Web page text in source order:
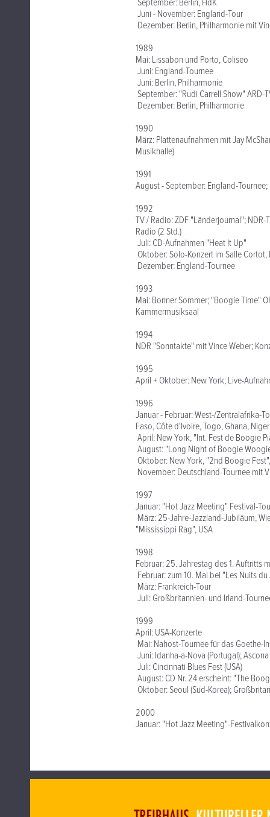
September: Berlin, HdK
Juni - November: England-Tour
Dezember: Berlin, Philharmonie mit
1989
Mai: Lissabon und Porto, Coliseo
Juni: England-Tournee
Juni: Berlin, Philharmonie
September: "Rudi Carrell Show" ARD-
Dezember: Berlin, Philharmonie
1990
März: Plattenaufnahmen mit Jay
Musikhalle)
1991
August - September: England-
1992
TV / Radio: ZDF "Länderjournal";
Radio (2 Std.)
Juli: CD-Aufnahmen "Heat It Up"
Oktober: Solo-Konzert im Salle
Dezember: England-Tournee
1993
Mai: Bonner Sommer; "Boogie Time"
Kammermusiksaal
1994
NDR "Sonntakte" mit Vince Weber;
1995
April + Oktober: New York; Live-
1996
Januar - Februar: West-/Zentralafrika-
Faso, Côte d'Ivoire, Togo, Ghana,
April: New York, "Int. Fest de Boogie
August: "Long Night of Boogie
Oktober: New York, "2nd Boogie
November: Deutschland-Tournee mit
1997
Januar: "Hot Jazz Meeting" Festival-
März: 25-Jahre-Jazzland-Jubiläum,
"Mississippi Rag", USA
1998
Februar: 25. Jahrestag des 1.
Februar: zum 10. Mal bei "Les Nuits
März: Frankreich-Tour
Juli: Großbritannien- und Irland-
1999
April: USA-Konzerte
Mai: Nahost-Tournee für das
Juni: Idanha-a-Nova (Portugal);
Juli: Cincinnati Blues Fest (USA)
August: CD Nr. 24 erscheint: "The
Oktober: Seoul (Süd-Korea);
2000
Januar: "Hot Jazz Meeting"-